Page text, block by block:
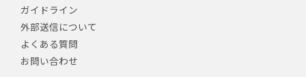
ガイドライン
外部送信について
よくある質問
お問い合わせ